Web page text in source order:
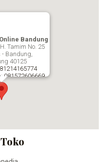
Bandung
Tamim No. 25
Bandung,
40125
081572606669
Online Bandung